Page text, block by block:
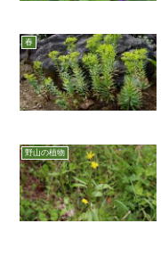
春
野山の植物